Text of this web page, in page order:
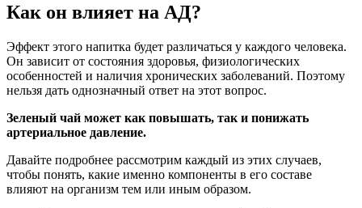
Как он влияет на АД?
Эффект этого напитка будет различаться у каждого человека.
Он зависит от состояния здоровья, физиологических
особенностей и наличия хронических заболеваний. Поэтому
нельзя дать однозначный ответ на этот вопрос.
Зеленый чай может как повышать, так и понижать
артериальное давление.
Давайте подробнее рассмотрим каждый из этих случаев,
чтобы понять, какие именно компоненты в его составе
влияют на организм тем или иным образом.